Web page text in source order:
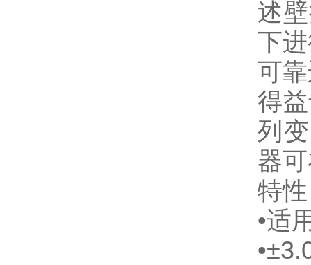
述
下
可
得
列
器
特性
•适